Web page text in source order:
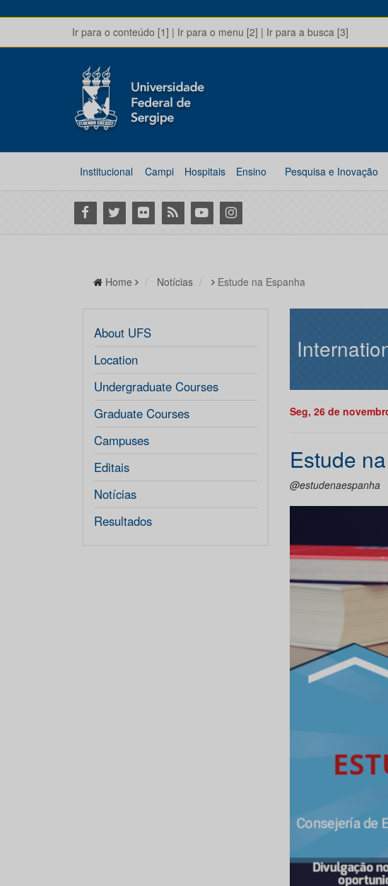
Ir para o conteúdo [1] | Ir para o menu [2] | Ir para a busca [3]
Institucional Campi Hospitais Ensino Pesquisa e Inovação
Facebook
Twitter Flickr RSS YoutubeInstagram
Home Notícias Estude na Espanha
About UFS
Location
Undergraduate Courses
Graduate Courses
Campuses
Editais
Notícias
Resultados
Seg, 26 de
Estude
@estudenaespanha